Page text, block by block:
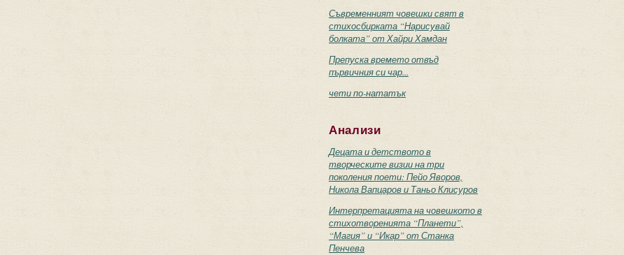
Съвременният човешки свят в
стихосбирката “Нарисувай
болката” от Хайри Хамдан
Препуска времето отвъд
първичния си чар...
чети по-нататък
Анализи
Децата и детството в
творческите визии на три
поколения поети: Пейо Яворов,
Никола Вапцаров и Таньо Клисуров
Интерпретацията на човешкото в
стихотворенията “Планети”,
“Магия” и “Икар” от Станка
Пенчева